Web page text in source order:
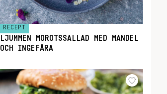
RECEPT
LJUMMEN MOROTSSALLAD MED MANDEL
OCH INGEFÄRA